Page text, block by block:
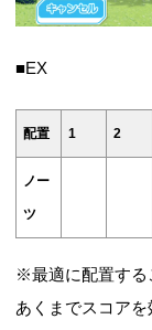
■EX
配置 1 2
ノー
ツ
※最適に配置する
あくまでスコア